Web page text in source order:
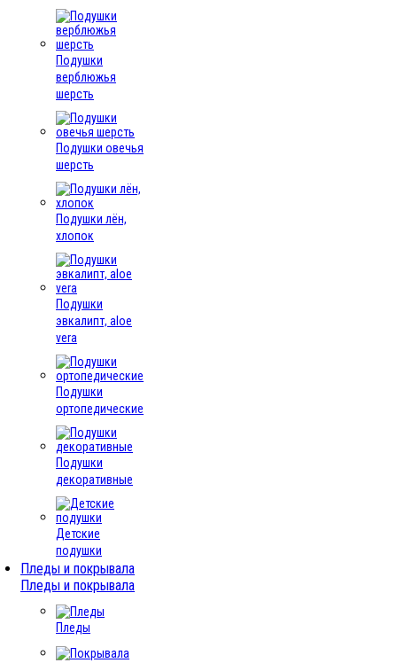
Подушки
верблюжья
шерсть
Подушки овечья
шерсть
Подушки лён,
хлопок
Подушки
эвкалипт, aloe
vera
Подушки
ортопедические
Подушки
декоративные
Детские
подушки
Пледы и покрывала
Пледы и покрывала
Пледы